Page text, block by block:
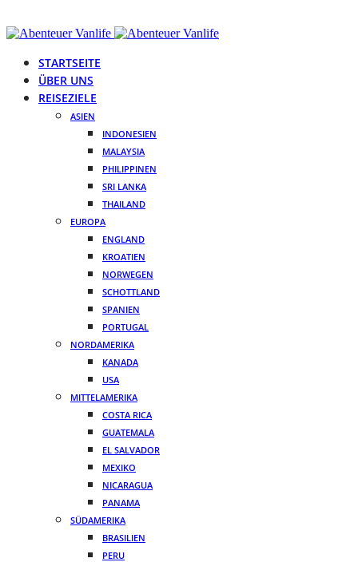
STARTSEITE
ÜBER UNS
REISEZIELE
ASIEN
INDONESIEN
MALAYSIA
PHILIPPINEN
SRI LANKA
THAILAND
EUROPA
ENGLAND
KROATIEN
NORWEGEN
SCHOTTLAND
SPANIEN
PORTUGAL
NORDAMERIKA
KANADA
USA
MITTELAMERIKA
COSTA RICA
GUATEMALA
EL SALVADOR
MEXIKO
NICARAGUA
PANAMA
SÜDAMERIKA
BRASILIEN
PERU